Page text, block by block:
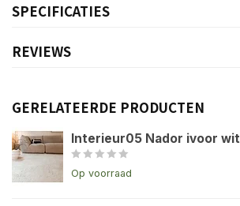
SPECIFICATIES
REVIEWS
GERELATEERDE PRODUCTEN
Interieur05 Nador ivoor wit
Op voorraad